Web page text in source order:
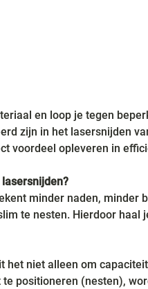
en loop je tegen
zijn in het lasersnijden
voordeel opleveren in
minder naden, minder
te nesten. Hierdoor
niet alleen om
positioneren (nesten),